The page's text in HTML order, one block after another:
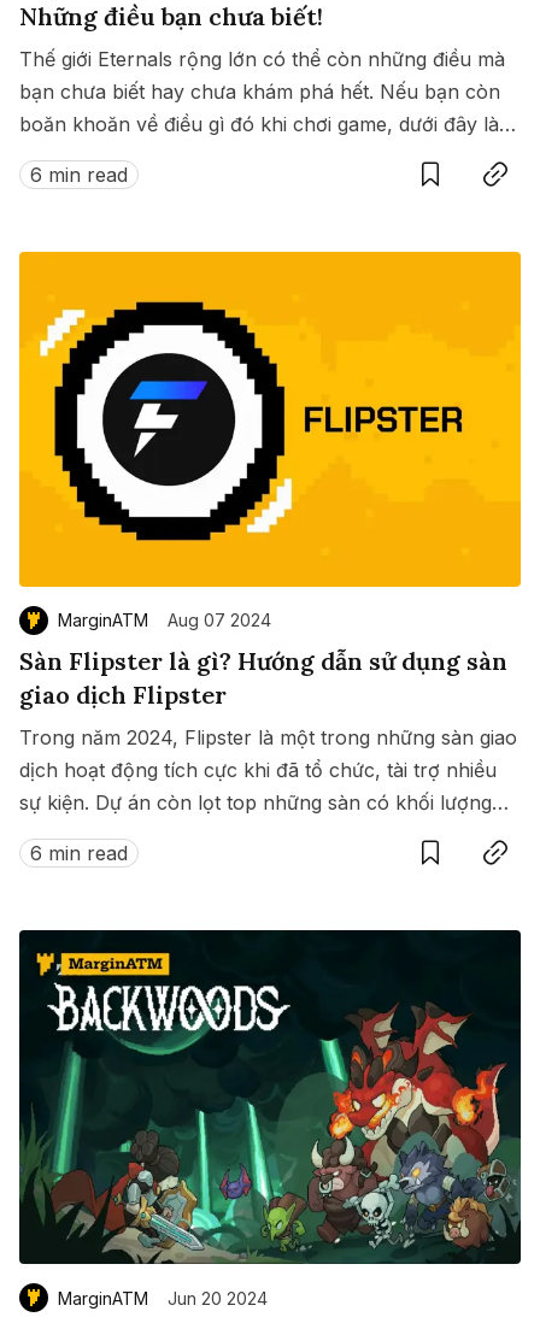
Những điều bạn chưa biết!
Thế giới Eternals rộng lớn có thể còn những điều mà
bạn chưa biết hay chưa khám phá hết. Nếu bạn còn
boăn khoăn về điều gì đó khi chơi game, dưới đây là
bài viết dành cho bạn.
6 min read
SaveCopy link
MarginATM Aug 07 2024
Sàn Flipster là gì? Hướng dẫn sử dụng sàn
giao dịch Flipster
Trong năm 2024, Flipster là một trong những sàn giao
dịch hoạt động tích cực khi đã tổ chức, tài trợ nhiều
sự kiện. Dự án còn lọt top những sàn có khối lượng
giao dịch lớn nhất tháng 7. Xem hướng dẫn sử dụng
sàn Flipster tại đây.
6 min read
SaveCopy link
MarginATM Jun 20 2024